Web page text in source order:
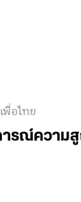
พื่อไทย
ารณ์ควา